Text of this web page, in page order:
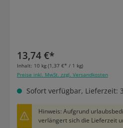
13,74 €*
Inhalt: 10 kg (1,37 €* / 1 kg)
Preise inkl. MwSt. zzgl. Versandkosten
Sofort verfügbar, Lieferzeit:
Hinweis: Aufgrund
verlängert sich die Lieferzeit